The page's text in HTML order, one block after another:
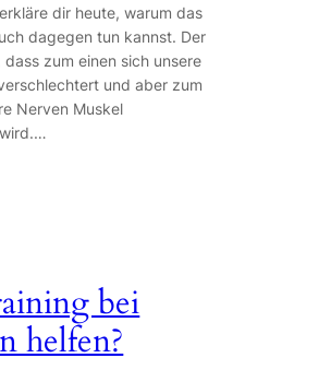
dir heute, warum das
dagegen tun kannst. Der
zum einen sich unsere
und aber zum
Nerven Muskel
bei
helfen?